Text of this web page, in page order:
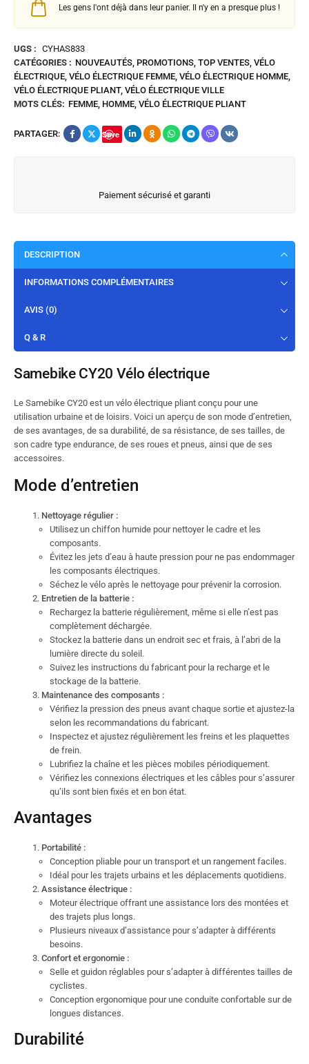
Les gens l'ont déjà dans leur panier. Il n'y en a presque plus !
UGS : CYHAS833
CATÉGORIES : NOUVEAUTÉS, PROMOTIONS, TOP VENTES, VÉLO
ÉLECTRIQUE, VÉLO ÉLECTRIQUE FEMME, VÉLO ÉLECTRIQUE HOMME,
VÉLO ÉLECTRIQUE PLIANT, VÉLO ÉLECTRIQUE VILLE
MOTS CLÉS: FEMME, HOMME, VÉLO ÉLECTRIQUE PLIANT
PARTAGER: Save
Paiement sécurisé et garanti
DESCRIPTION
INFORMATIONS COMPLÉMENTAIRES
AVIS (0)
Q & R
Samebike CY20 Vélo électrique
Le Samebike CY20 est un vélo électrique pliant conçu pour une
utilisation urbaine et de loisirs. Voici un aperçu de son mode d’entretien,
de ses avantages, de sa durabilité, de sa résistance, de ses tailles, de
son cadre type endurance, de ses roues et pneus, ainsi que de ses
accessoires.
Mode d’entretien
Nettoyage régulier :
Utilisez un chiffon humide pour nettoyer le cadre et les
composants.
Évitez les jets d’eau à haute pression pour ne pas endommager
les composants électriques.
Séchez le vélo après le nettoyage pour prévenir la corrosion.
Entretien de la batterie :
Rechargez la batterie régulièrement, même si elle n’est pas
complètement déchargée.
Stockez la batterie dans un endroit sec et frais, à l’abri de la
lumière directe du soleil.
Suivez les instructions du fabricant pour la recharge et le
stockage de la batterie.
Maintenance des composants :
Vérifiez la pression des pneus avant chaque sortie et ajustez-la
selon les recommandations du fabricant.
Inspectez et ajustez régulièrement les freins et les plaquettes
de frein.
Lubrifiez la chaîne et les pièces mobiles périodiquement.
Vérifiez les connexions électriques et les câbles pour s’assurer
qu’ils sont bien fixés et en bon état.
Avantages
Portabilité :
Conception pliable pour un transport et un rangement faciles.
Idéal pour les trajets urbains et les déplacements quotidiens.
Assistance électrique :
Moteur électrique offrant une assistance lors des montées et
des trajets plus longs.
Plusieurs niveaux d’assistance pour s’adapter à différents
besoins.
Confort et ergonomie :
Selle et guidon réglables pour s’adapter à différentes tailles de
cyclistes.
Conception ergonomique pour une conduite confortable sur de
longues distances.
Durabilité